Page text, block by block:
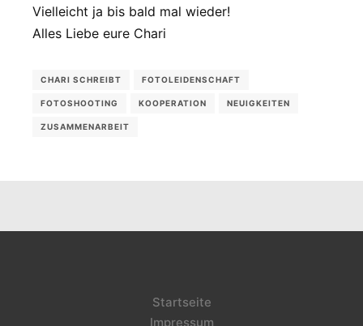
Vielleicht ja bis bald mal wieder!
Alles Liebe eure Chari
CHARI SCHREIBT FOTOLEIDENSCHAFT
FOTOSHOOTING KOOPERATION NEUIGKEITEN
ZUSAMMENARBEIT
Startseite
Impressum